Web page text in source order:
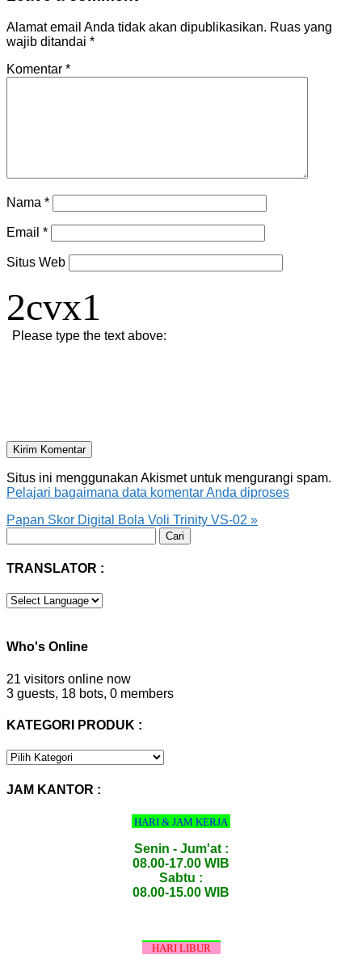
Alamat email Anda tidak akan dipublikasikan. Ruas yang
wajib ditandai *
Komentar *
Nama *
Email *
Situs Web
2cvx1
Please type the text above:
Situs ini menggunakan Akismet untuk mengurangi spam.
Pelajari bagaimana data komentar Anda diproses
Papan Skor Digital Bola Voli Trinity VS-02 »
untuk:
TRANSLATOR :
Who's Online
21 visitors online now
3 guests, 18 bots, 0 members
KATEGORI PRODUK :
KATEGORI
JAM KANTOR :
HARI & JAM KERJA
Senin - Jum'at :
08.00-17.00 WIB
Sabtu :
08.00-15.00 WIB
HARI LIBUR